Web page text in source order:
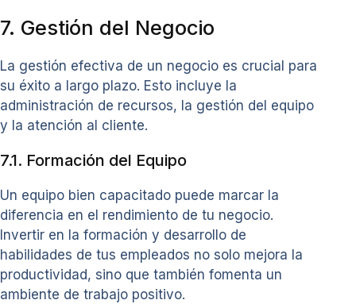
7. Gestión del Negocio
La gestión efectiva de un negocio es crucial para
su éxito a largo plazo. Esto incluye la
administración de recursos, la gestión del equipo
y la atención al cliente.
7.1. Formación del Equipo
Un equipo bien capacitado puede marcar la
diferencia en el rendimiento de tu negocio.
Invertir en la formación y desarrollo de
habilidades de tus empleados no solo mejora la
productividad, sino que también fomenta un
ambiente de trabajo positivo.